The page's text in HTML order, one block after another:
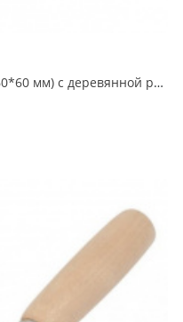
Кельма для внешних углов (80*60*60 мм) с деревянной рукояткой